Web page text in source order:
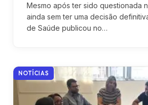
Mesmo após ter sido questionada
ainda sem ter uma decisão
de Saúde publicou no…
NOTÍCIAS